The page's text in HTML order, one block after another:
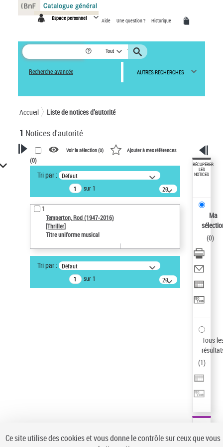
Espace personnel Aide Une question ? Historique
Tout
Recherche avancée AUTRES RECHERCHES
Accueil Liste de notices d’autorité
1 Notices d'autorité
VOTRE RECHERCHE
Recherche avancée dans les
notices d’autorité
Œuvres liées à l'auteur :
Temperton, Rod (1947-2016)
Auteur d’œuvre
ne s'applique pas
Type de notice d'autorité
Voir la sélection (0) Ajouter à mes références
(0)
Tri par : Défaut
sur 1
20
résultats/page
1
Temperton, Rod (1947-2016)
[Thriller]
Titre uniforme musical
Tri par : Défaut
sur 1
20
résultats/page
RÉCUPÉRER
LES
NOTICES
Ma
(0)
Tous
(1)
Panneau de gestion des cookies
Ce site utilise des cookies et vous donne le contrôle sur ceux que vous